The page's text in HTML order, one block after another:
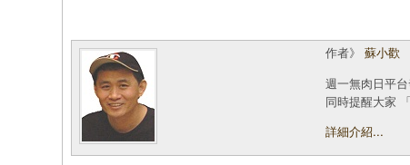
作者》 蘇小歡
週一無肉日平
同時提醒大家
詳細介紹...